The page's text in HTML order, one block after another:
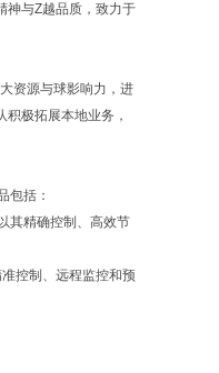
神与Z越品质，致力于
资源与球影响力，进
极拓展本地业务，
包括：
其精确控制、高效节
控制、远程监控和预